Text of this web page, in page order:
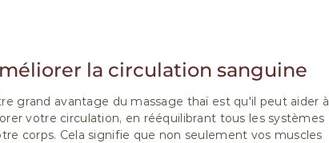
la circulation sanguine
grand avantage du massage thaï est qu'il peut aider à
votre circulation, en rééquilibrant tous les systèmes
corps. Cela signifie que non seulement vos muscles